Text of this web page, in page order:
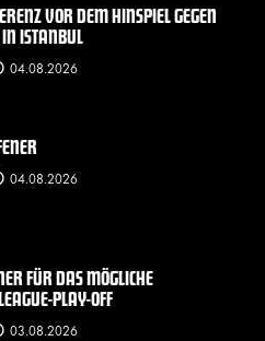
VOR DEM HINSPIEL GEGEN
ISTANBUL
04.08.2026
04.08.2026
FÜR DAS MÖGLICHE
PLAY-OFF
03.08.2026